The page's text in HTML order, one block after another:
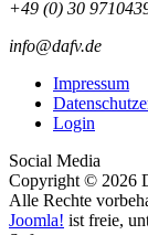
+49 (0) 30
info@dafv.de
Impressum
Login
Social Media
Copyright © 2026
Alle Rechte
Joomla! ist freie,